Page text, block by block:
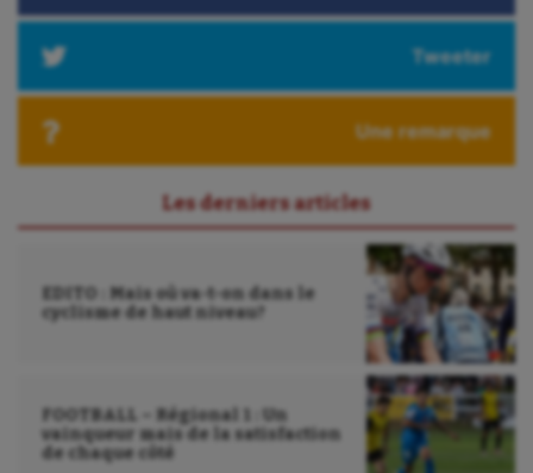
Triathlon
UNSS
Wakeboard
Tweeter
Une remarque
Les derniers articles
EDITO : Mais où va-t-on dans le
cyclisme de haut niveau?
FOOTBALL – Régional 1 : Un
vainqueur mais de la satisfaction
de chaque côté